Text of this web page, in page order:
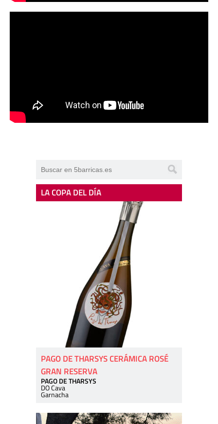
LA COPA DEL DÍA
PAGO DE THARSYS CERÁMICA ROSÉ
GRAN RESERVA
PAGO DE THARSYS
DO Cava
Garnacha